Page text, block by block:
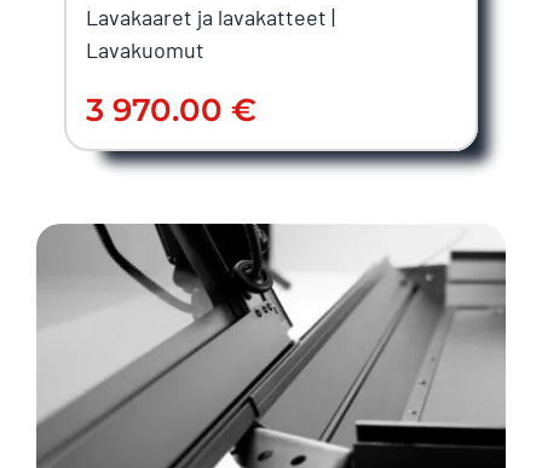
Lavakaaret ja lavakatteet |
Lavakuomut
3 970.00€